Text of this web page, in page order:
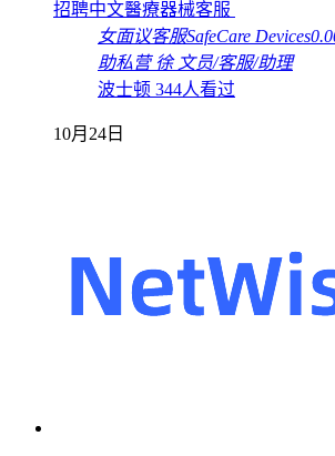
招聘中文醫療器械客服
女面议客服SafeCare Devices
助私营 徐 文员/客服/助理
波士顿 344人看过
10月24日